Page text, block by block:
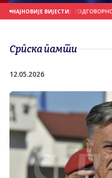
НАЈНОВИЈЕ ВИЈЕСТИ:
ЈЕ ПОСЉЕДИЦА НЕОДГОВОРНОГ
Српска памти
12.05.2026